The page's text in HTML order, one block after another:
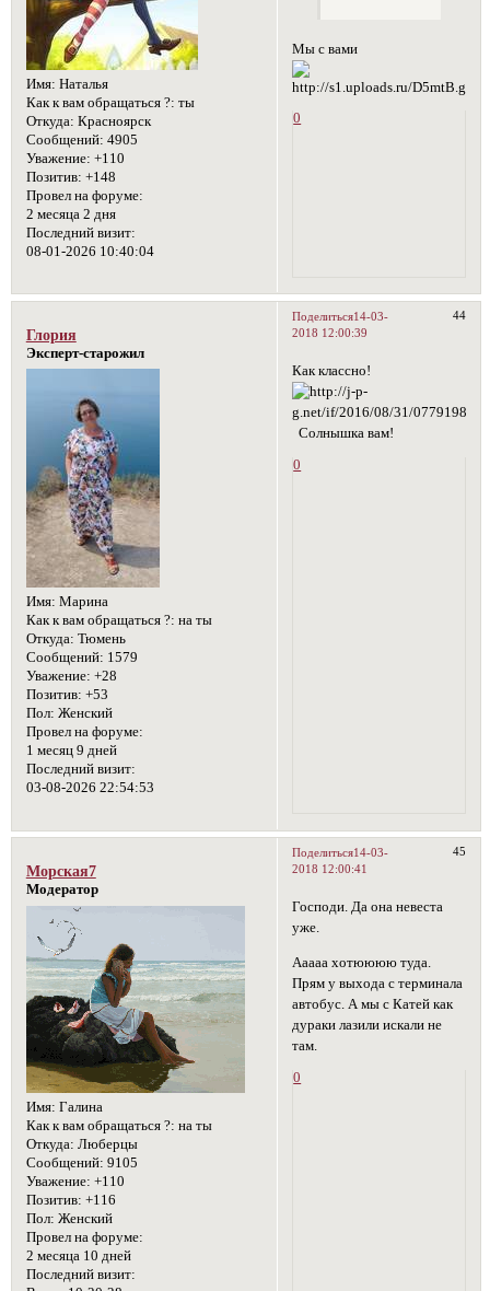
Имя: Наталья
Как к вам обращаться ?: ты
Откуда: Красноярск
Сообщений: 4905
Уважение: +110
Позитив: +148
Провел на форуме:
2 месяца 2 дня
Последний визит:
08-01-2026 10:40:04
Мы с вами
0
Поделиться 44
14-03-
2018 12:00:39
Глория
Эксперт-старожил
Имя: Марина
Как к вам обращаться ?: на ты
Откуда: Тюмень
Сообщений: 1579
Уважение: +28
Позитив: +53
Пол: Женский
Провел на форуме:
1 месяц 9 дней
Последний визит:
03-08-2026 22:54:53
Как классно!
Солнышка вам!
0
Поделиться 45
14-03-
2018 12:00:41
Морская7
Модератор
Имя: Галина
Как к вам обращаться ?: на ты
Откуда: Люберцы
Сообщений: 9105
Уважение: +110
Позитив: +116
Пол: Женский
Провел на форуме:
2 месяца 10 дней
Последний визит:
Господи. Да она невеста
уже.
Ааааа хотюююю туда.
Прям у выхода с терминала
автобус. А мы с Катей как
дураки лазили искали не
там.
0